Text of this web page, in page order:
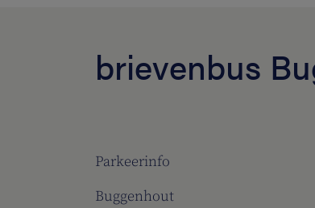
brievenbus
Parkeerinfo
Buggenhout